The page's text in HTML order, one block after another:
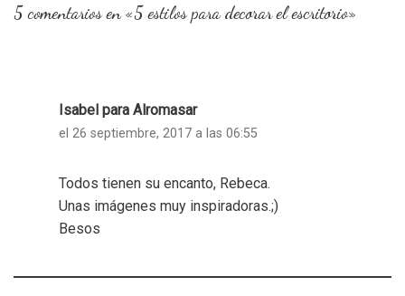
5 comentarios en «5 estilos para decorar el escritorio»
Isabel para Alromasar
el 26 septiembre, 2017 a las 06:55
Todos tienen su encanto, Rebeca.
Unas imágenes muy inspiradoras.;)
Besos